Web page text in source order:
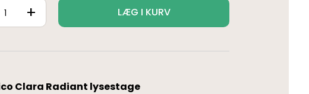
+ LÆG I KURV
Clara Radiant lysestage